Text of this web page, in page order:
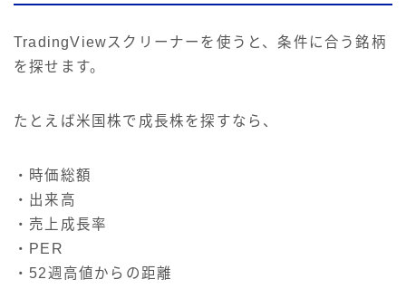
TradingViewスクリーナーを使うと、条件に合う銘柄
を探せます。
たとえば米国株で成長株を探すなら、
・時価総額
・出来高
・売上成長率
・PER
・52週高値からの距離